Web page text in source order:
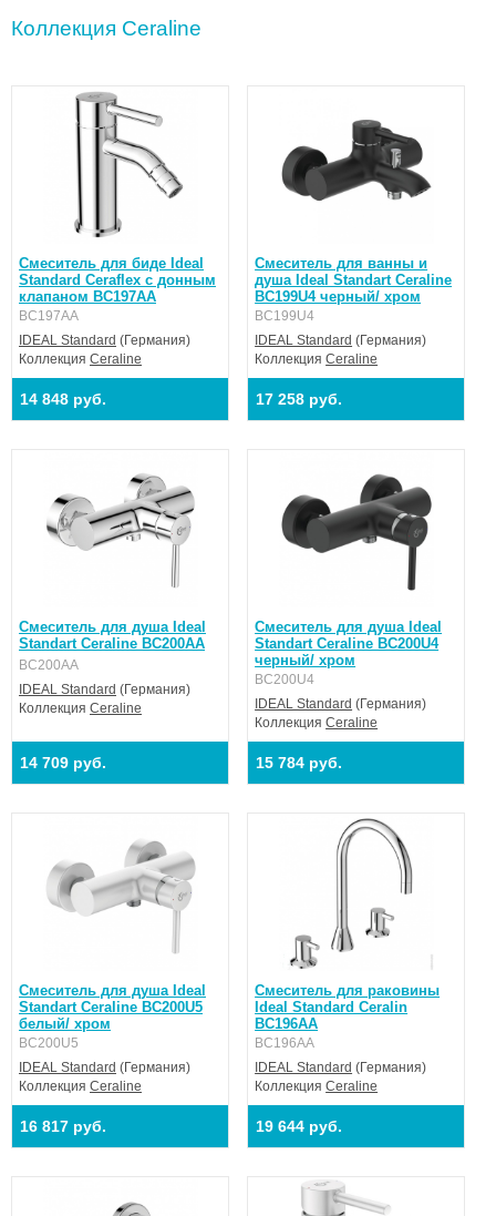
Коллекция Ceraline
Смеситель для биде Ideal
Standard Ceraflex с донным
клапаном BC197AA
BC197AA
IDEAL Standard (Германия)
Коллекция Ceraline
14 848 руб.
Смеситель для ванны и
душа Ideal Standart Ceraline
BC199U4 черный/ хром
BC199U4
IDEAL Standard (Германия)
КоллекцияCeraline
17 258 руб.
Смеситель для душа Ideal
Standart Ceraline BC200AA
BC200AA
IDEAL Standard (Германия)
Коллекция Ceraline
14 709 руб.
Смеситель для душа Ideal
Standart Ceraline BC200U4
черный/ хром
BC200U4
IDEAL Standard (Германия)
КоллекцияCeraline
15 784 руб.
Смеситель для душа Ideal
Standart Ceraline BC200U5
белый/ хром
BC200U5
IDEAL Standard (Германия)
Коллекция Ceraline
16 817 руб.
Смеситель для раковины
Ideal Standard Ceralin
BC196AA
BC196AA
IDEAL Standard (Германия)
КоллекцияCeraline
19 644 руб.